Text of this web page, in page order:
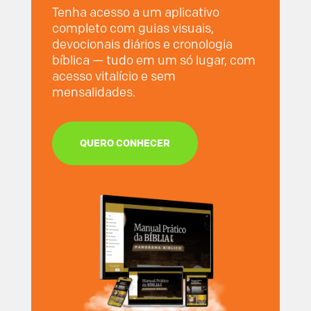
Tenha acesso a um aplicativo
completo com guias visuais,
devocionais diários e cronologia
bíblica — tudo em um só lugar, com
acesso vitalício e sem
mensalidades.
QUERO CONHECER